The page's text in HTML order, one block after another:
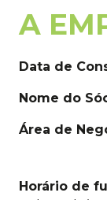
A
Data de
Nome do
Área de
Horário de